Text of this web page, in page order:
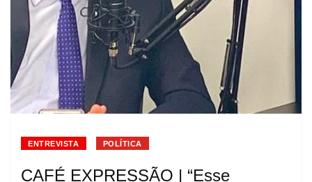
ENTREVISTA POLÍTICA
CAFÉ EXPRESSÃO | “Esse